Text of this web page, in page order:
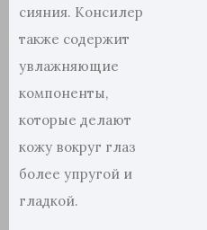
сияния. Консилер
также содержит
увлажняющие
компоненты,
которые делают
кожу вокруг глаз
более упругой и
гладкой.